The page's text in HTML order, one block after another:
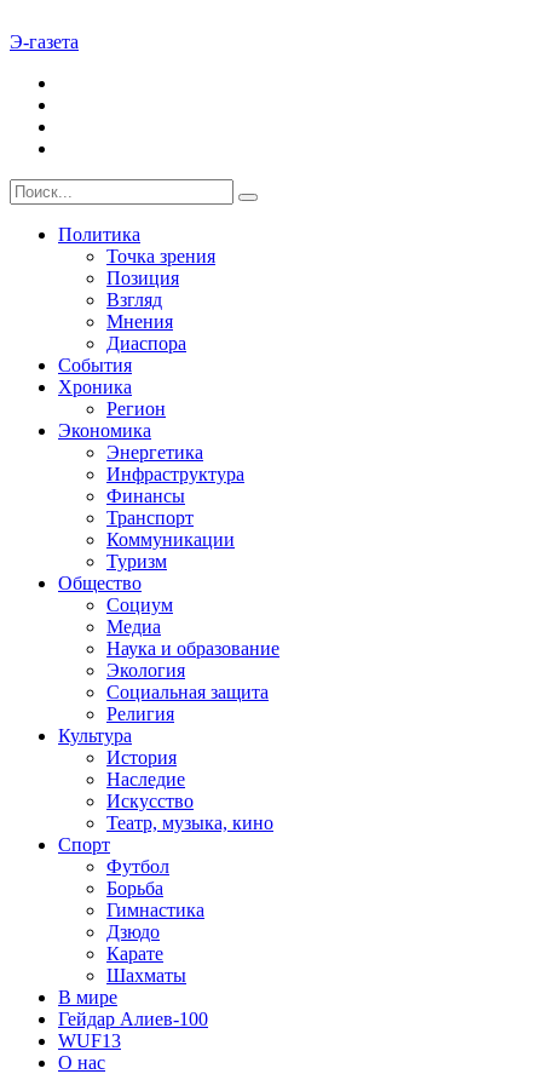
Э-газета
Политика
Точка зрения
Позиция
Взгляд
Мнения
Диаспора
События
Хроника
Регион
Экономика
Энергетика
Инфраструктура
Финансы
Транспорт
Коммуникации
Туризм
Общество
Социум
Медиа
Наука и образование
Экология
Социальная защита
Религия
Культура
История
Наследие
Искусство
Театр, музыка, кино
Спорт
Футбол
Борьба
Гимнастика
Дзюдо
Карате
Шахматы
В мире
Гейдар Алиев-100
WUF13
О нас